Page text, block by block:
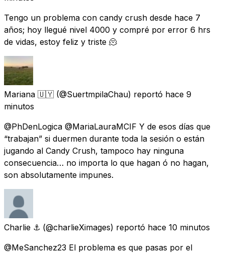
Tengo un problema con candy crush desde hace 7
años; hoy llegué nivel 4000 y compré por error 6 hrs
de vidas, estoy feliz y triste 🫠
Mariana 🇺🇾 (@SuertmpilaChau) reportó hace 9
minutos
@PhDenLogica @MariaLauraMCIF Y de esos días que
“trabajan” si duermen durante toda la sesión o están
jugando al Candy Crush, tampoco hay ninguna
consecuencia… no importa lo que hagan ó no hagan,
son absolutamente impunes.
Charlie ⚓ (@charlieXimages) reportó hace 10 minutos
@MeSanchez23 El problema es que pasas por el